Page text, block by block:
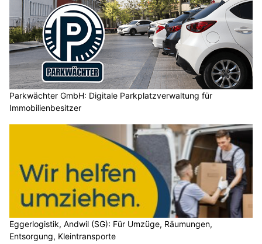
Parkwächter GmbH: Digitale Parkplatzverwaltung für
Immobilienbesitzer
Eggerlogistik, Andwil (SG): Für Umzüge, Räumungen,
Entsorgung, Kleintransporte